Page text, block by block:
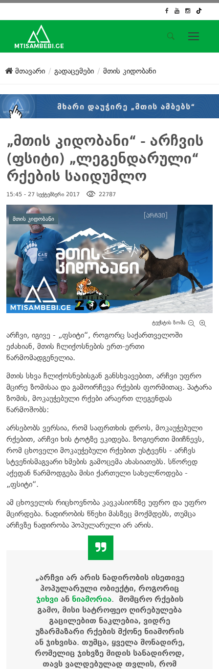
საიტის მენიუ
მთავარი
ქართული საქმე
კონტაქტი
სოციალური ქსელები
მთავარი გადაცემები მთის კიდობანი
„მთის კიდობანი“ - არჩვის
(ფსიტი) „ლეგენდარული“
რქების საიდუმლო
15:45 - 27 სექტემბერი 2017 22787
დატოვე კომენტარი
ᲛᲗᲘᲡ ᲙᲘᲓᲝᲑᲐᲜᲘ
ტექსტის ზომა
არჩვი, იგივე - „ფსიტი“, როგორც საქართველოში
ეძახიან, მთის ჩლიქოსნების ერთ-ერთი
წარმომადგენელია.
მთის სხვა ჩლიქოსნებისგან განსხვავებით, არჩვი უფრო
მცირე ზომისაა და გამოირჩევა რქების ფორმითაც. პატარა
ზომის, მოკაუჭებული რქები არაერთ ლეგენდას
წარმოშობს:
არსებობს ვერსია, რომ საფრთხის დროს, მოკაუჭებული
რქებით, არჩვი ხის ტოტზე ეკიდება. ზოგიერთი მიიჩნევს,
რომ ცხოველი მოკაუჭებული რქებით უსტვენს - არჩვს
სტვენისმაგვარი ხმების გამოცემა ახასიათებს. სწორედ
აქედან წარმოდგება მისი ქართული სახელწოდება -
„ფსიტი“.
ამ ცხოველის რიცხოვნობა კავკასიონზე უფრო და უფრო
მცირდება. ნადირობის წნეხი მასზეც მოქმდებს, თუმცა
არჩვზე ნადირობა პოპულარული არ არის.
„არჩვი არ არის ნადირობის ისეთივე
პოპულარული ობიექტი, როგორიც
ჯიხვიან ნიამორია. მომცრო რქების
გამო, მისი სატროფეო ღირებულება
გაცილებით ნაკლებია, ვიდრე
უზარმაზარი რქების მქონე ნიამორის
ან ჯიხვისა. თუმცა, ყველა მონადირე,
რომელიც ჯიხვზე მიდის სანადიროდ,
თავს ვალდებულად თვლის, რომ